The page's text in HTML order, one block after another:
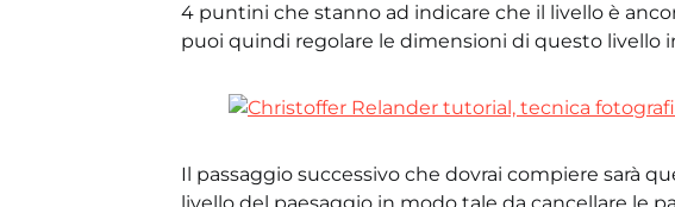
4 puntini che stanno ad indicare che il livello è
puoi quindi regolare le dimensioni di questo livello
Il passaggio successivo che dovrai compiere sarà